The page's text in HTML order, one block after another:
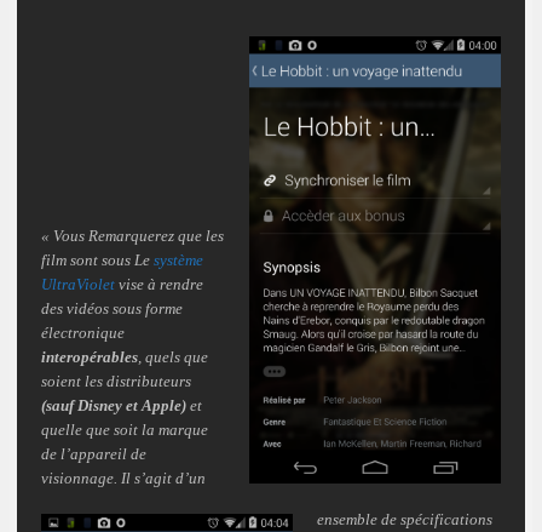
« Vous Remarquerez que les
film sont sous Le système
UltraViolet vise à rendre
des vidéos sous forme
électronique
interopérables , quels que
soient les distributeurs
(sauf Disney et Apple) et
quelle que soit la marque
de l’appareil de
visionnage. Il s’agit d’un
ensemble de spécifications